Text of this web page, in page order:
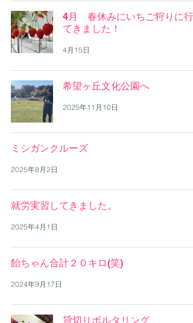
4月 春休みにいちご狩りに行
てきました！
4月15日
希望ヶ丘文化公園へ
2025年11月10日
ミシガンクルーズ
2025年8月2日
就労実習してきました。
2025年4月1日
飴ちゃん合計２０キロ(笑)
2024年9月17日
貸切りボルタリング